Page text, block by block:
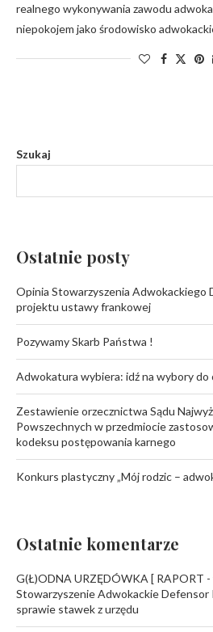
realnego wykonywania zawodu
niepokojem jako środowisko
Szukaj
Ostatnie posty
Opinia Stowarzyszenia Adwokackiego
projektu ustawy frankowej
Pozywamy Skarb Państwa !
Adwokatura wybiera: idź na wybory do
Zestawienie orzecznictwa Sądu
Powszechnych w przedmiocie
kodeksu postępowania karnego
Konkurs plastyczny „Mój rodzic –
Ostatnie komentarze
G(Ł)ODNA URZĘDÓWKA [ RAPORT
Stowarzyszenie Adwokackie Defensor
sprawie stawek z urzędu